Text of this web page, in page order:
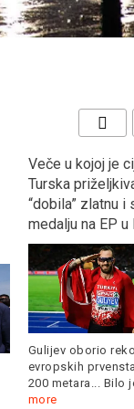
Veče u kojoj je
Turska
“dobila” zlatnu i
medalju na EP u
Gulijev oborio
evropskih
200 metara... Bilo
more